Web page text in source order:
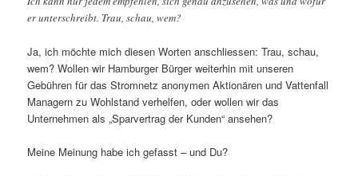
er unterschreibt. Trau, schau, wem?
Ja, ich möchte mich diesen Worten anschliessen: Trau, schau,
wem? Wollen wir Hamburger Bürger weiterhin mit unseren
Gebühren für das Stromnetz anonymen Aktionären und Vattenfall
Managern zu Wohlstand verhelfen, oder wollen wir das
Unternehmen als „Sparvertrag der Kunden“ ansehen?
Meine Meinung habe ich gefasst – und Du?